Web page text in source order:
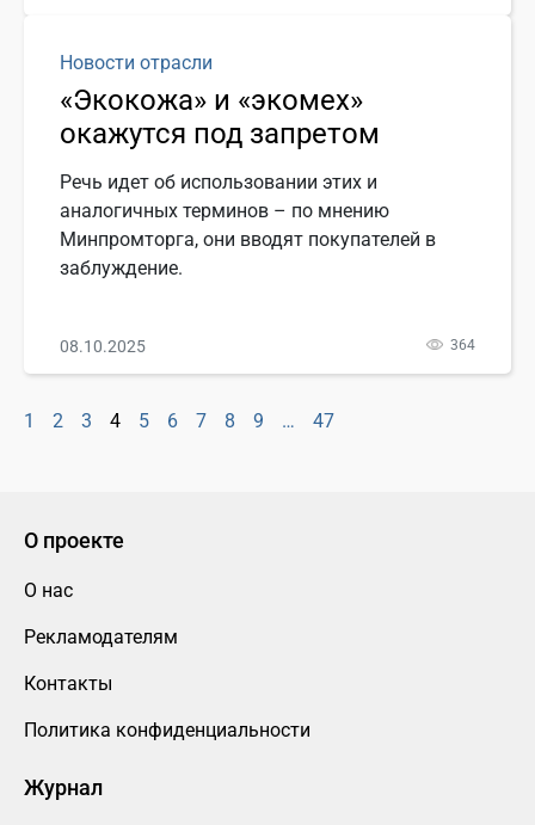
Новости отрасли
«Экокожа» и «экомех»
окажутся под запретом
Речь идет об использовании этих и
аналогичных терминов – по мнению
Минпромторга, они вводят покупателей в
заблуждение.
08.10.2025 364
1 2 3 4 5 6 7 8 9 … 47
О проекте
О нас
Рекламодателям
Контакты
Политика конфиденциальности
Журнал